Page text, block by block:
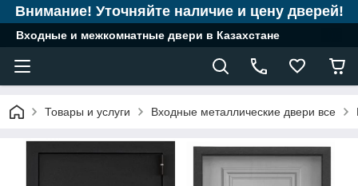
Внимание! Уточняйте наличие и цену дверей!
Входные и межкомнатные двери в Казахстане
Товары и услуги Входные металлические двери все